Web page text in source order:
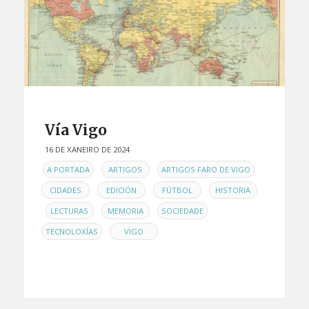
Vía Vigo
16 DE XANEIRO DE 2024
ENA PORTADA , ARTIGOS , ARTIGOS FARO DE VIGO ,
CIDADES , EDICIÓN , FÚTBOL ,
HISTORIA
LECTURAS , MEMORIA , SOCIEDADE ,
TECNOLOXÍAS , VIGO